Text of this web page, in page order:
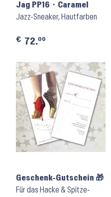
Jag PP16 ⬝ Caramel
Jazz-Sneaker, Hautfarben
€ 72.00
Geschenk-Gutschein 🎁
Für das Hacke & Spitze-